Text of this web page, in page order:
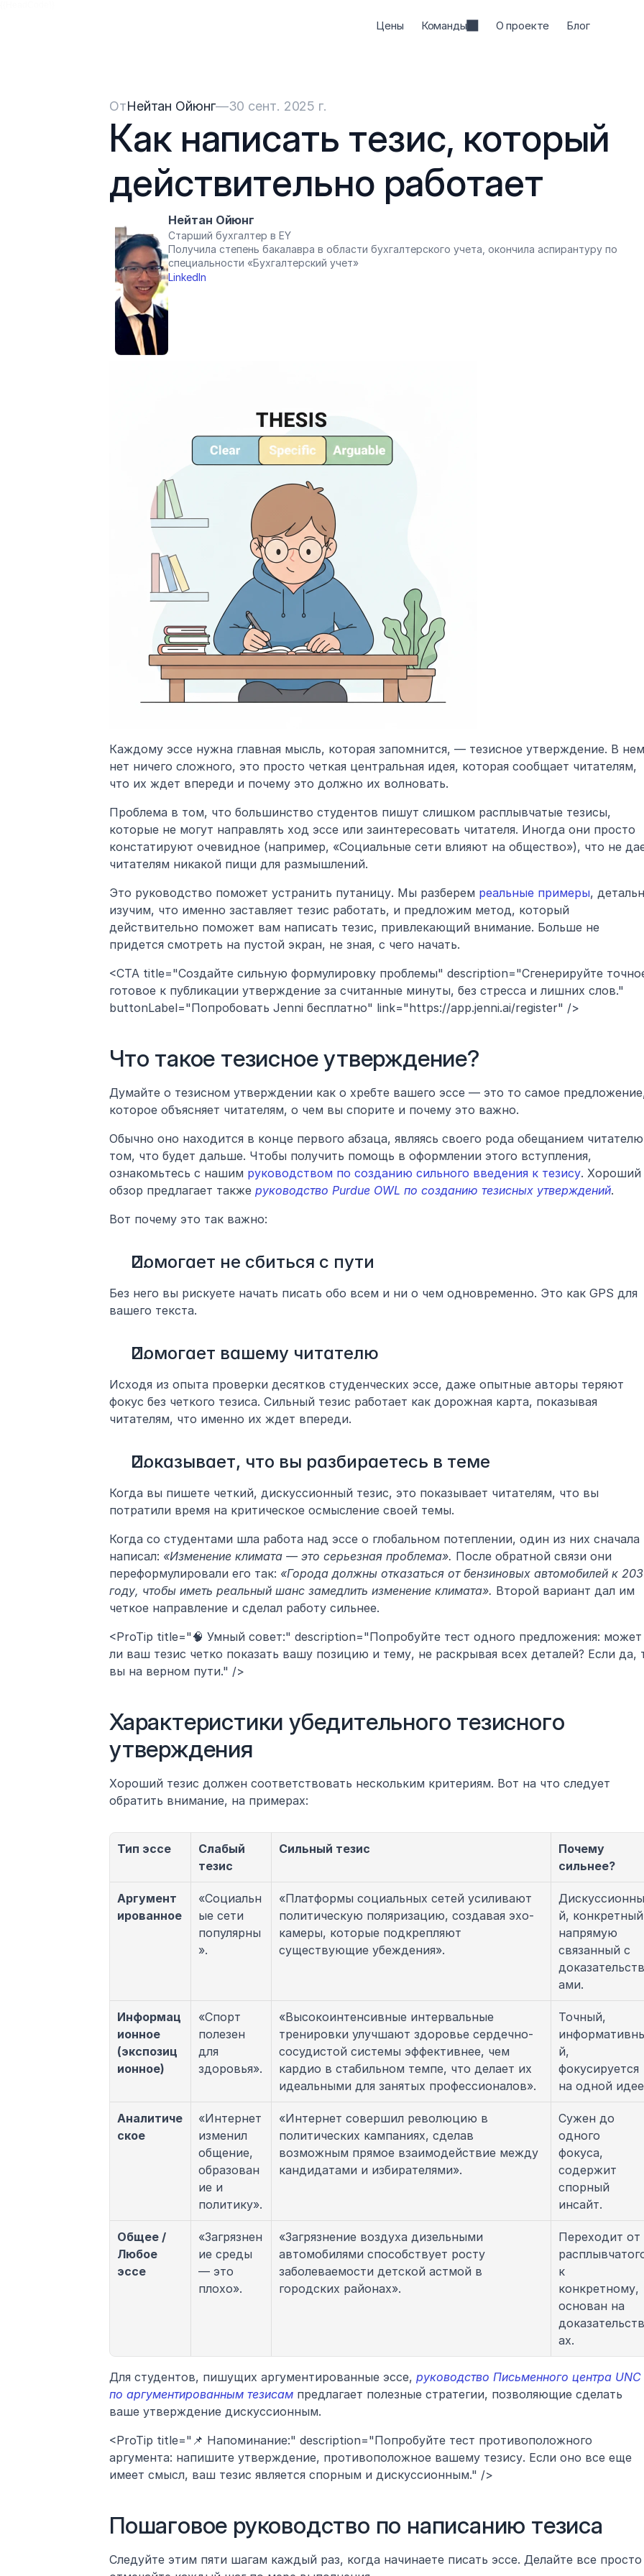
Цены Команды О проекте Блог
ОтНейтан Ойюнг—30 сент. 2025 г.
Как написать тезис, который
действительно работает
Нейтан Ойюнг
Старший бухгалтер в EY
Получила степень бакалавра в области бухгалтерского учета, окончила аспирантуру по
специальности «Бухгалтерский учет»
LinkedIn
Каждому эссе нужна главная мысль, которая запомнится, — тезисное утверждение. В нем
нет ничего сложного, это просто четкая центральная идея, которая сообщает читателям,
что их ждет впереди и почему это должно их волновать.
Проблема в том, что большинство студентов пишут слишком расплывчатые тезисы,
которые не могут направлять ход эссе или заинтересовать читателя. Иногда они просто
констатируют очевидное (например, «Социальные сети влияют на общество»), что не
читателям никакой пищи для размышлений.
Это руководство поможет устранить путаницу. Мы разберем реальные примеры,
изучим, что именно заставляет тезис работать, и предложим метод, который
действительно поможет вам написать тезис, привлекающий внимание. Больше не
придется смотреть на пустой экран, не зная, с чего начать.
<CTA title="Создайте сильную формулировку проблемы" description="Сгенерируйте
готовое к публикации утверждение за считанные минуты, без стресса и лишних слов."
buttonLabel="Попробовать Jenni бесплатно" link="https://app.jenni.ai/register" />
Что такое тезисное утверждение?
Думайте о тезисном утверждении как о хребте вашего эссе — это то самое
которое объясняет читателям, о чем вы спорите и почему это важно.
Обычно оно находится в конце первого абзаца, являясь своего рода обещанием
том, что будет дальше. Чтобы получить помощь в оформлении этого вступления,
ознакомьтесь с нашим руководством по созданию сильного введения к тезису. Хороший
обзор предлагает также руководство Purdue OWL по созданию тезисных утверждений.
Вот почему это так важно:
Помогает не сбиться с пути
Без него вы рискуете начать писать обо всем и ни о чем одновременно. Это как GPS для
вашего текста.
Помогает вашему читателю
Исходя из опыта проверки десятков студенческих эссе, даже опытные авторы теряют
фокус без четкого тезиса. Сильный тезис работает как дорожная карта, показывая
читателям, что именно их ждет впереди.
Показывает, что вы разбираетесь в теме
Когда вы пишете четкий, дискуссионный тезис, это показывает читателям, что вы
потратили время на критическое осмысление своей темы.
Когда со студентами шла работа над эссе о глобальном потеплении, один из них сначала
написал: «Изменение климата — это серьезная проблема». После обратной связи они
переформулировали его так: «Города должны отказаться от бензиновых автомобилей к
году, чтобы иметь реальный шанс замедлить изменение климата». Второй вариант дал им
четкое направление и сделал работу сильнее.
<ProTip title="🧠 Умный совет:" description="Попробуйте тест одного предложения: может
ли ваш тезис четко показать вашу позицию и тему, не раскрывая всех деталей? Если да,
вы на верном пути." />
Характеристики убедительного тезисного
утверждения
Хороший тезис должен соответствовать нескольким критериям. Вот на что следует
обратить внимание, на примерах:
Тип эссе
Слабый
тезис
Сильный тезис
Почему
сильнее?
Аргумент
ированное
«Социальн
ые сети
популярны
».
«Платформы социальных сетей усиливают
политическую поляризацию, создавая эхо-
камеры, которые подкрепляют
существующие убеждения».
Дискуссионны
й,
напрямую
связанный с
доказательств
ами.
Информац
ионное
(экспозиц
ионное)
«Спорт
полезен
для
здоровья».
«Высокоинтенсивные интервальные
тренировки улучшают здоровье сердечно-
сосудистой системы эффективнее, чем
кардио в стабильном темпе, что делает их
идеальными для занятых профессионалов».
Точный,
й,
фокусируется
на одной
Аналитиче
ское
«Интернет
изменил
общение,
образован
ие и
политику».
«Интернет совершил революцию в
политических кампаниях, сделав
возможным прямое взаимодействие между
кандидатами и избирателями».
Сужен до
одного
фокуса,
содержит
спорный
инсайт.
Общее /
Любое
эссе
«Загрязнен
ие среды
— это
плохо».
«Загрязнение воздуха дизельными
автомобилями способствует росту
заболеваемости детской астмой в
городских районах».
Переходит от
к
конкретному,
основан на
доказательств
ах.
Для студентов, пишущих аргументированные эссе, руководство Письменного центра UNC
по аргументированным тезисам предлагает полезные стратегии, позволяющие сделать
ваше утверждение дискуссионным.
<ProTip title="📌 Напоминание:" description="Попробуйте тест противоположного
аргумента: напишите утверждение, противоположное вашему тезису. Если оно все еще
имеет смысл, ваш тезис является спорным и дискуссионным." />
Пошаговое руководство по написанию тезиса
Следуйте этим пяти шагам каждый раз, когда начинаете писать эссе. Делайте все